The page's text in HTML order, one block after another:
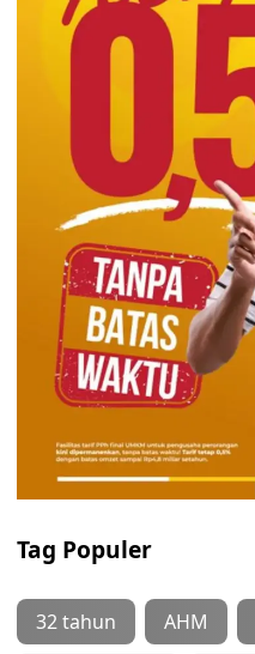
Tag Populer
32 tahun AHM